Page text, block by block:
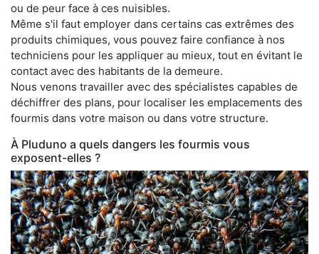
ou de peur face à ces nuisibles.
Même s'il faut employer dans certains cas extrêmes des
produits chimiques, vous pouvez faire confiance à nos
techniciens pour les appliquer au mieux, tout en évitant le
contact avec des habitants de la demeure.
Nous venons travailler avec des spécialistes capables de
déchiffrer des plans, pour localiser les emplacements des
fourmis dans votre maison ou dans votre structure.
À Pluduno a quels dangers les fourmis vous
exposent-elles ?